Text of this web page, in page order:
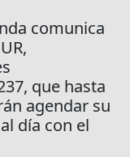
comunica
que hasta
agendar su
día con el